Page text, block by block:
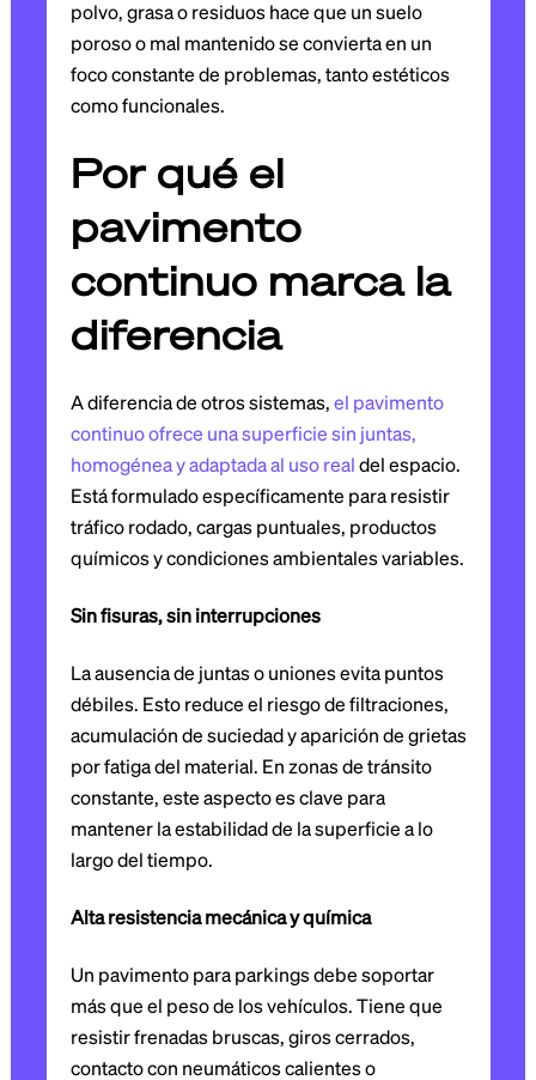
polvo, grasa o residuos hace que un suelo
poroso o mal mantenido se convierta en un
foco constante de problemas, tanto estéticos
como funcionales.
Por qué el
pavimento
continuo marca la
diferencia
A diferencia de otros sistemas, el pavimento
continuo ofrece una superficie sin juntas,
homogénea y adaptada al uso real del espacio.
Está formulado específicamente para resistir
tráfico rodado, cargas puntuales, productos
químicos y condiciones ambientales variables.
Sin fisuras, sin interrupciones
La ausencia de juntas o uniones evita puntos
débiles. Esto reduce el riesgo de filtraciones,
acumulación de suciedad y aparición de grietas
por fatiga del material. En zonas de tránsito
constante, este aspecto es clave para
mantener la estabilidad de la superficie a lo
largo del tiempo.
Alta resistencia mecánica y química
Un pavimento para parkings debe soportar
más que el peso de los vehículos. Tiene que
resistir frenadas bruscas, giros cerrados,
contacto con neumáticos calientes o